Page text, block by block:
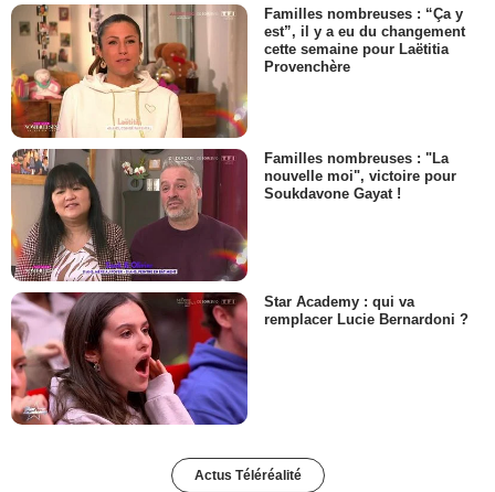
Familles nombreuses : “Ça y
est”, il y a eu du changement
cette semaine pour Laëtitia
Provenchère
Familles nombreuses : "La
nouvelle moi", victoire pour
Soukdavone Gayat !
Star Academy : qui va
remplacer Lucie Bernardoni ?
Actus Téléréalité